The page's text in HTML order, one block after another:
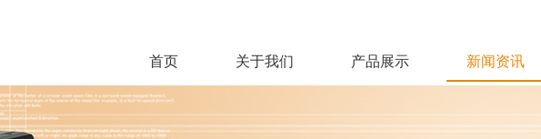
首页 关于我们 产品展示 新闻资讯